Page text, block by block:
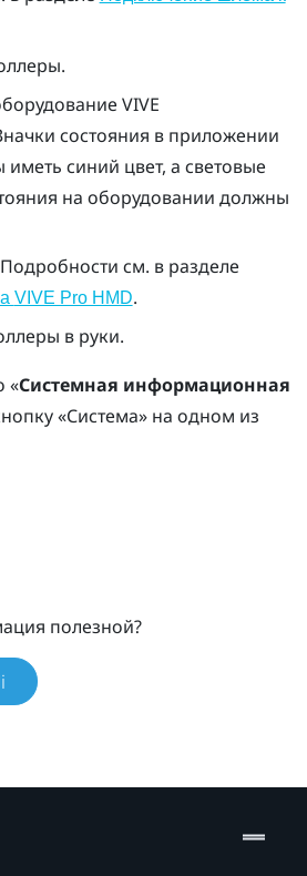
VIVE
состояния в приложении
синий цвет, а световые
на оборудовании должны
см. в разделе
VIVE Pro HMD.
в руки.
«Системная информационная
«Система» на одном из
полезной?